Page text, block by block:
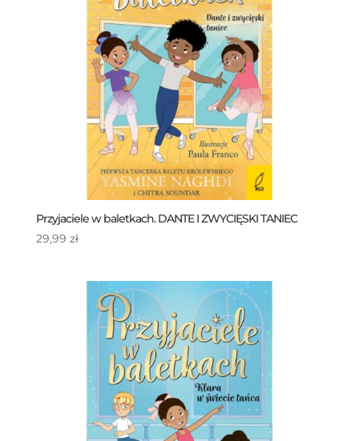
Przyjaciele w baletkach. DANTE I ZWYCIĘSKI TANIEC
29,99 zł